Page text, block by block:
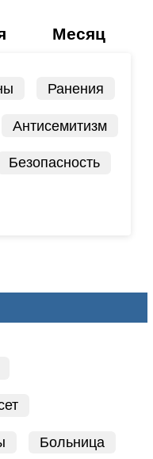
Месяц
Ранения
Антисемитизм
Безопасность
Больница